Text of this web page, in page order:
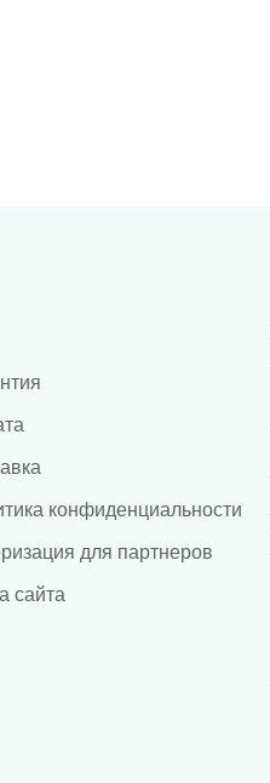
конфиденциальности
для партнеров
сайта